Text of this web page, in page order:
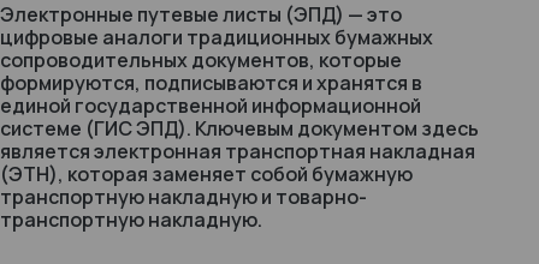
Электронные путевые листы (ЭПД) — это
цифровые аналоги традиционных бумажных
сопроводительных документов, которые
формируются, подписываются и хранятся в
единой государственной информационной
системе (ГИС ЭПД). Ключевым документом здесь
является электронная транспортная накладная
(ЭТН), которая заменяет собой бумажную
транспортную накладную и товарно-
транспортную накладную.